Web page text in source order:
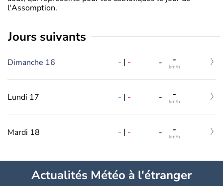
l'Assomption.
jours suivants
Dimanche 16 - | - - -
km/h
Lundi 17 - | - - -
km/h
Mardi 18 - | - - -
km/h
Actualités Météo à l'étranger